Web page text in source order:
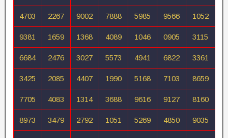
4703 2267 9002 7888 5985 9566 1052
9381 1659 1368 4089 1046 0905 3115
6684 2476 3027 5573 4941 6822 3361
3425 2085 4407 1990 5168 7103 8659
7705 4083 1314 3688 9616 9127 8160
8973 3479 2792 1051 5269 4850 9035